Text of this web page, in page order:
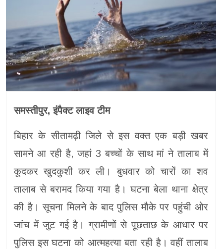
समस्तीपुर, इंपैक्ट लाइव टीम
बिहार के सीतामढ़ी जिले से इस वक्त एक बड़ी खबर
सामने आ रही है, जहां 3 बच्चों के साथ मां ने तालाब में
कूदकर खुदकुशी कर ली। बुधवार को चारों का शव
तालाब से बरामद किया गया है। घटना बेला थाना क्षेत्र
की है। सूचना मिलने के बाद पुलिस मौके पर पहुंची ओर
जांच में जुट गई है। ग्रामीणों से पूछताछ के आधार पर
पुलिस इस घटना को आत्महत्या बता रही है। वहीं तालाब